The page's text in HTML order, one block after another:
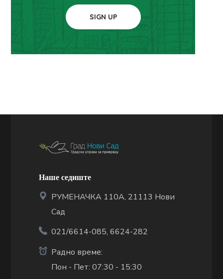
SIGN UP
Наше седиште
РУМЕНАЧКА 110А, 21113 Нови
Сад
021/6614-085, 6624-282
Радно време:
Пон - Пет: 07:30 - 15:30